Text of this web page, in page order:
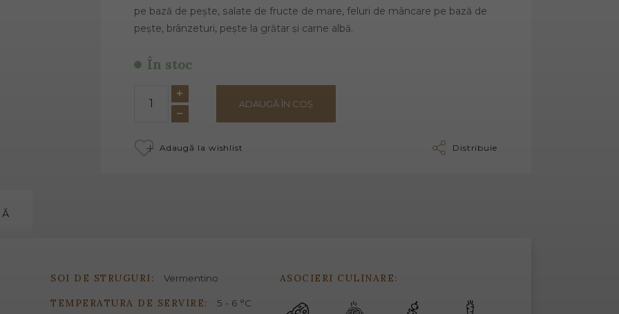
pe bază de pește, salate de fructe de mare, feluri de mâncare pe bază de
pește, brânzeturi, pește la grătar și carne albă.
În stoc
ADAUGĂ ÎN COȘ
Adaugă la wishlist Distribuie
SOI DE STRUGURI: Vermentino
TEMPERATURA DE SERVIRE: 5 - 6 °C
ASOCIERI CULINARE: